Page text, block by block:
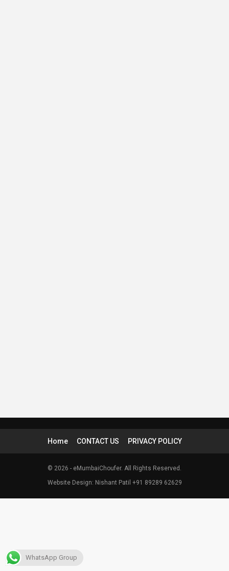
Home CONTACT US PRIVACY POLICY
© 2026 - eMumbaiChoufer. All Rights Reserved.
Website Design: Nishant Patil +91 89289 62629
WhatsApp Group